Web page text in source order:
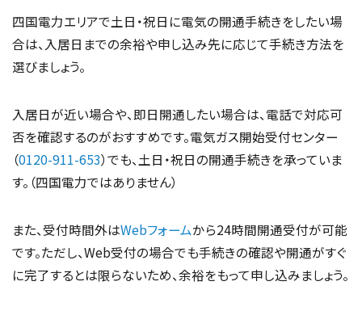
四国電力エリアで土日・祝日に電気の開通手続きをしたい場
合は、入居日までの余裕や申し込み先に応じて手続き方法を
選びましょう。
入居日が近い場合や、即日開通したい場合は、電話で対応可
否を確認するのがおすすめです。電気ガス開始受付センター
（0120-911-653）でも、土日・祝日の開通手続きを承っていま
す。（四国電力ではありません）
また、受付時間外はWebフォームから24時間開通受付が可能
です。ただし、Web受付の場合でも手続きの確認や開通がすぐ
に完了するとは限らないため、余裕をもって申し込みましょう。